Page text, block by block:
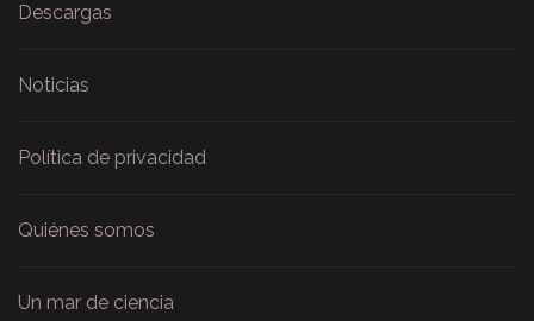
Descargas
Noticias
Política de privacidad
Quiénes somos
Un mar de ciencia